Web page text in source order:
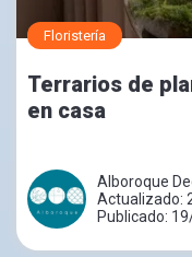
Floristería
Terrarios de
en casa
Alboroque
Actualizado:
Publicado: